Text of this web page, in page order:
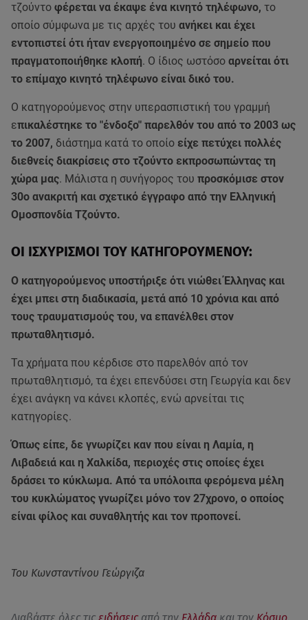
τζούντο φέρεται να έκαψε ένα κινητό τηλέφωνο, το
οποίο σύμφωνα με τις αρχές του ανήκει και έχει
εντοπιστεί ότι ήταν ενεργοποιημένο σε σημείο που
πραγματοποιήθηκε κλοπή. Ο ίδιος ωστόσο αρνείται ότι
το επίμαχο κινητό τηλέφωνο είναι δικό του.
Ο κατηγορούμενος στην υπερασπιστική του γραμμή
επικαλέστηκε το "ένδοξο" παρελθόν του από το 2003 ως
το 2007, διάστημα κατά το οποίο είχε πετύχει πολλές
διεθνείς διακρίσεις στο τζούντο εκπροσωπώντας τη
χώρα μας. Μάλιστα η συνήγορος του προσκόμισε στον
30ο ανακριτή και σχετικό έγγραφο από την Ελληνική
Ομοσπονδία Τζούντο.
ΟΙ ΙΣΧΥΡΙΣΜΟΙ ΤΟΥ ΚΑΤΗΓΟΡΟΥΜΕΝΟΥ:
Ο κατηγορούμενος υποστήριξε ότι νιώθει Έλληνας και
έχει μπει στη διαδικασία, μετά από 10 χρόνια και από
τους τραυματισμούς του, να επανέλθει στον
πρωταθλητισμό.
Τα χρήματα που κέρδισε στο παρελθόν από τον
πρωταθλητισμό, τα έχει επενδύσει στη Γεωργία και δεν
έχει ανάγκη να κάνει κλοπές, ενώ αρνείται τις
κατηγορίες.
Όπως είπε, δε γνωρίζει καν που είναι η Λαμία, η
Λιβαδειά και η Χαλκίδα, περιοχές στις οποίες έχει
δράσει το κύκλωμα. Από τα υπόλοιπα φερόμενα μέλη
του κυκλώματος γνωρίζει μόνο τον 27χρονο, ο οποίος
είναι φίλος και συναθλητής και τον προπονεί.
Του Κωνσταντίνου Γεώργιζα